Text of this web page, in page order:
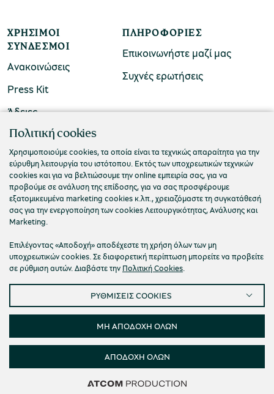
Μουσείο Μαστίχας Χίου
Μουσείο Αργυροτεχνίας
ομάδες
προγράμματα
εισιτήρια
εισιτηρίων
ΧΡΉΣΙΜΟΙ
ΣΎΝΔΕΣΜΟΙ
Ανακοινώσεις
Press Kit
Άδειες
ΠΛΗΡΟΦΟΡΊΕΣ
Επικοινωνήστε μαζί μας
Συχνές ερωτήσεις
ΠΟΛΙΤΙΣΤΙΚΟ ΙΔΡΥΜΑ ΟΜΙΛΟΥ ΠΕΙΡΑΙΩΣ
Τ. 210 3256922
Ε. info@piop.gr
ΣΥΝΔΕΘΕΙΤΕ ΜΑΖΙ ΜΑΣ
© 2026 Πολιτιστικό Ίδρυμα Ομίλου Πειραιώς
Πολιτική απορρήτου Όροι χρήσης
Cookies
Ρυθμίσεις Cookies
Προσβασιμότητα
Πολιτική cookies
Χρησιμοποιούμε cookies, τα οποία είναι τα τεχνικώς απαραίτητα για την
εύρυθμη λειτουργία του ιστότοπου. Εκτός των υποχρεωτικών τεχνικών
cookies και για να βελτιώσουμε την online εμπειρία σας, για να
προβούμε σε ανάλυση της επίδοσης, για να σας προσφέρουμε
εξατομικευμένα marketing cookies κ.λπ., χρειαζόμαστε τη συγκατάθεσή
σας για την ενεργοποίηση των cookies Λειτουργικότητας, Ανάλυσης και
Marketing.
Επιλέγοντας «Αποδοχή» αποδέχεστε τη χρήση όλων των μη
υποχρεωτικών cookies. Σε διαφορετική περίπτωση μπορείτε να προβείτε
σε ρύθμιση αυτών. Διαβάστε την Πολιτική Cookies.
ΡΥΘΜΙΣΕΙΣ COOKIES
ΜΗ ΑΠΟΔΟΧΗ ΟΛΩΝ
ΑΠΟΔΟΧΗ ΟΛΩΝ